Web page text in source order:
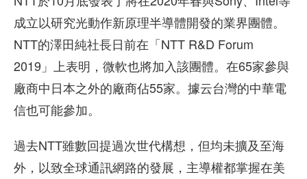
成立以研究光動作新原理半導體開發的業界團體。
NTT的澤田純社長日前在「NTT R&D Forum
2019」上表明，微軟也將加入該團體。在65家參與
廠商中日本之外的廠商佔55家。據云台灣的中華電
信也可能參加。
過去NTT雖數回提過次世代構想，但均未擴及至海
外，以致全球通訊網路的發展，主導權都掌握在美